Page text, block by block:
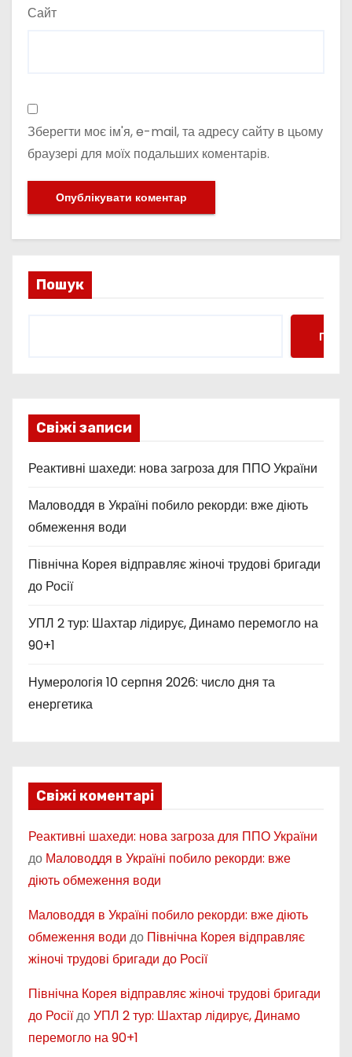
Сайт
Зберегти моє ім'я, e-mail, та адресу сайту в цьому
браузері для моїх подальших коментарів.
Пошук
Свіжі записи
Реактивні шахеди: нова загроза для ППО України
Маловоддя в Україні побило рекорди: вже діють
обмеження води
Північна Корея відправляє жіночі трудові бригади
до Росії
УПЛ 2 тур: Шахтар лідирує, Динамо перемогло на
90+1
Нумерологія 10 серпня 2026: число дня та
енергетика
Свіжі коментарі
Реактивні шахеди: нова загроза для ППО України
до Маловоддя в Україні побило рекорди: вже
діють обмеження води
Маловоддя в Україні побило рекорди: вже діють
обмеження води до Північна Корея відправляє
жіночі трудові бригади до Росії
Північна Корея відправляє жіночі трудові бригади
до РосіїдоУПЛ 2 тур: Шахтар лідирує, Динамо
перемогло на 90+1